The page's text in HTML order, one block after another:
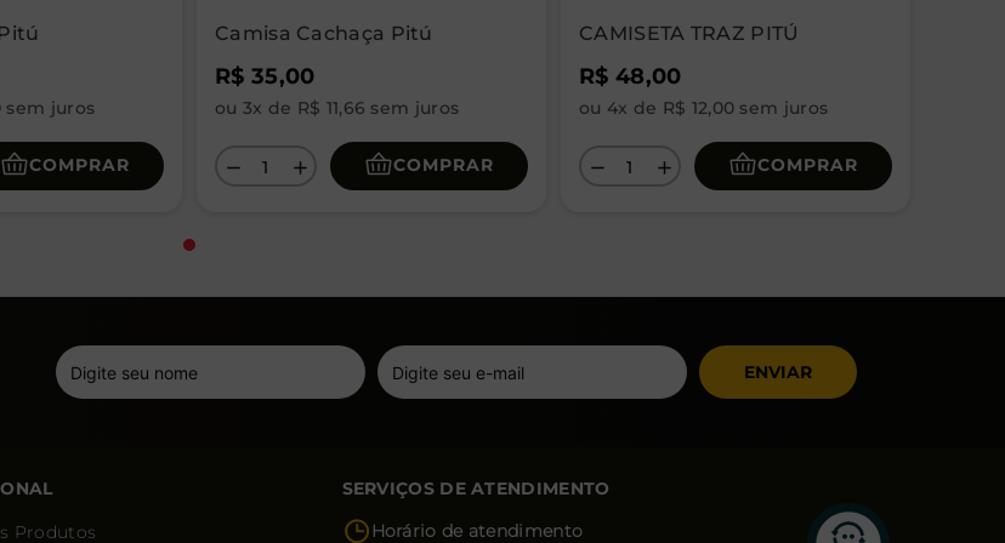
sem juros
COMPRAR
Camisa Cachaça Pitú
R$ 35,00
ou 3x de R$ 11,66 sem juros
＋
－ COMPRAR
CAMISETA TRAZ PITÚ
R$ 48,00
ou 4x de R$ 12,00 sem juros
＋
－ COMPRAR
ENVIAR
Produtos
SERVIÇOS DE ATENDIMENTO
Horário de atendimento